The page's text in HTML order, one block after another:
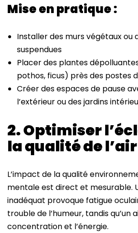
Mise en pratique :
Installer des murs végétaux ou
suspendues
Placer des plantes
pothos, ficus) près des postes
Créer des espaces de pause
l’extérieur ou des jardins
2. Optimiser
la qualité de l’air
L’impact de la qualité
mentale est direct et mesurable.
inadéquat provoque fatigue
trouble de l’humeur, tandis qu’un
concentration et l’énergie.